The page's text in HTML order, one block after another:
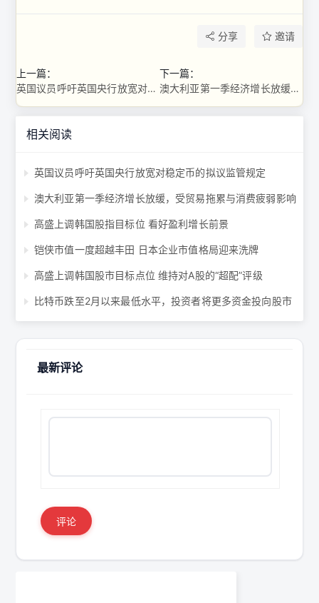
分享 邀请
上一篇：
英国议员呼吁英国央行放宽对稳定币的拟议监管规定
下一篇：
澳大利亚第一季经济增长放缓，受贸易拖累与消费疲弱影响
相关阅读
英国议员呼吁英国央行放宽对稳定币的拟议监管规定
澳大利亚第一季经济增长放缓，受贸易拖累与消费疲弱影响
高盛上调韩国股指目标位 看好盈利增长前景
铠侠市值一度超越丰田 日本企业市值格局迎来洗牌
高盛上调韩国股市目标点位 维持对A股的“超配”评级
比特币跌至2月以来最低水平，投资者将更多资金投向股市
最新评论
评论